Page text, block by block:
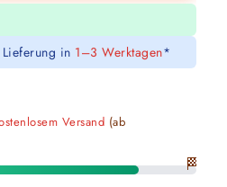
in 1–3 Werktagen*
Versand (ab
🏁